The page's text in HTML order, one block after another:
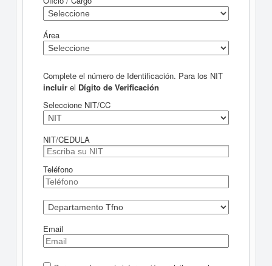
Área
Complete el número de Identificación. Para los NIT
incluirel Dígito de Verificación
Seleccione NIT/CC
NIT/CEDULA
Teléfono
Email